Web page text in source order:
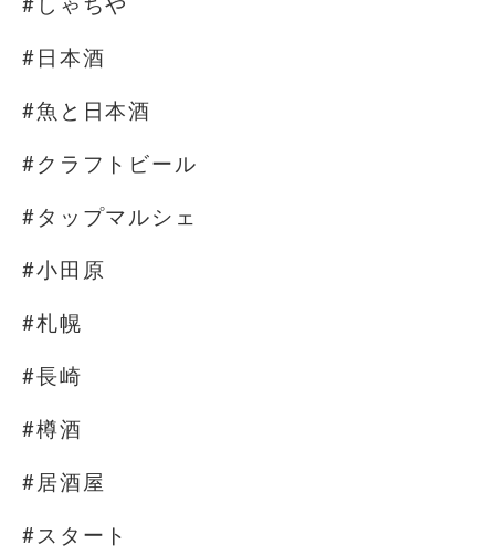
#日本酒
#魚と日本酒
#クラフトビール
#タップマルシェ
#小田原
#札幌
#長崎
#樽酒
#居酒屋
#スタート